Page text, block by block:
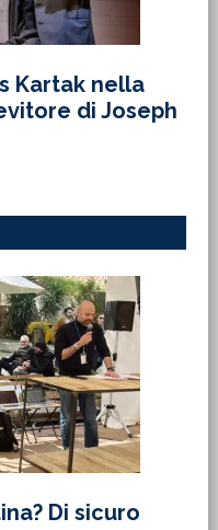
Kartak nella
di Joseph
Di sicuro